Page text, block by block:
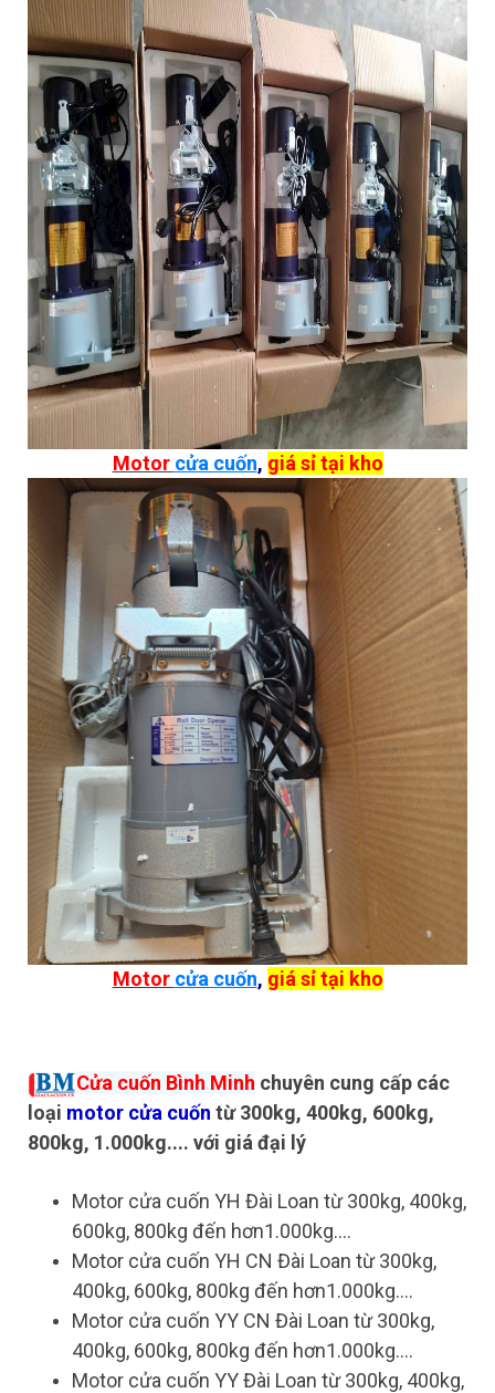
Motor cửa cuốn, giá sỉ tại kho
Motor cửa cuốn, giá sỉ tại kho
Cửa cuốn Bình Minh chuyên cung cấp các
loại motor cửa cuốn từ 300kg, 400kg, 600kg,
800kg, 1.000kg.... với giá đại lý
Motor cửa cuốn YH Đài Loan từ 300kg, 400kg,
600kg, 800kg đến hơn1.000kg....
Motor cửa cuốn YH CN Đài Loan từ 300kg,
400kg, 600kg, 800kg đến hơn1.000kg....
Motor cửa cuốn YY CN Đài Loan từ 300kg,
400kg, 600kg, 800kg đến hơn1.000kg....
Motor cửa cuốn YY Đài Loan từ 300kg, 400kg,